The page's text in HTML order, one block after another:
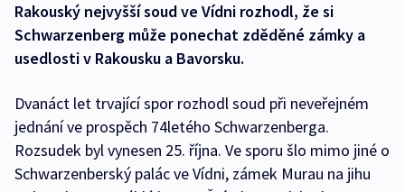
Rakouský nejvyšší soud ve Vídni rozhodl, že si
Schwarzenberg může ponechat zděděné zámky a
usedlosti v Rakousku a Bavorsku.
Dvanáct let trvající spor rozhodl soud při neveřejném
jednání ve prospěch 74letého Schwarzenberga.
Rozsudek byl vynesen 25. října. Ve sporu šlo mimo jiné o
Schwarzenberský palác ve Vídni, zámek Murau na jihu